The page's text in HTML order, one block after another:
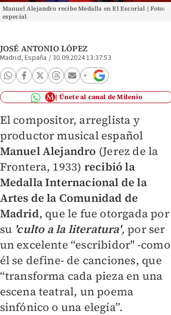
Manuel Alejandro recibe Medalla en El Escorial | Foto:
especial
JOSÉ ANTONIO LÓPEZ
Madrid, España /30.09.2024 13:37:53
Únete al canal de Milenio
El compositor, arreglista y
productor musical español
Manuel Alejandro (Jerez de la
Frontera, 1933) recibió la
Medalla Internacional de la
Artes de la Comunidad de
Madrid, que le fue otorgada por
su 'culto a la literatura', por ser
un excelente “escribidor" -como
él se define- de canciones, que
“transforma cada pieza en una
escena teatral, un poema
sinfónico o una elegía”.